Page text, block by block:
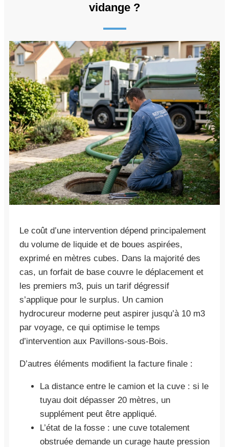
vidange ?
Le coût d’une intervention dépend principalement
du volume de liquide et de boues aspirées,
exprimé en mètres cubes. Dans la majorité des
cas, un forfait de base couvre le déplacement et
les premiers m3, puis un tarif dégressif
s’applique pour le surplus. Un camion
hydrocureur moderne peut aspirer jusqu’à 10 m3
par voyage, ce qui optimise le temps
d’intervention aux Pavillons-sous-Bois.
D’autres éléments modifient la facture finale :
La distance entre le camion et la cuve : si le
tuyau doit dépasser 20 mètres, un
supplément peut être appliqué.
L’état de la fosse : une cuve totalement
obstruée demande un curage haute pression